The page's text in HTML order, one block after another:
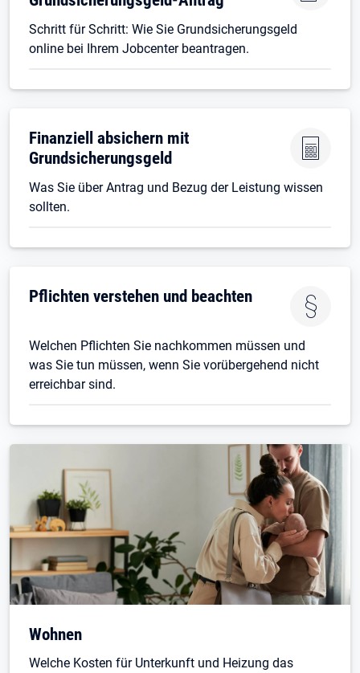
Schritt für Schritt: Wie Sie Grundsicherungsgeld
online bei Ihrem Jobcenter beantragen.
Finanziell absichern mit
Grundsicherungsgeld
Was Sie über Antrag und Bezug der Leistung wissen
sollten.
Pflichten verstehen und beachten
Welchen Pflichten Sie nachkommen müssen und
was Sie tun müssen, wenn Sie vorübergehend nicht
erreichbar sind.
Wohnen
Welche Kosten für Unterkunft und Heizung das